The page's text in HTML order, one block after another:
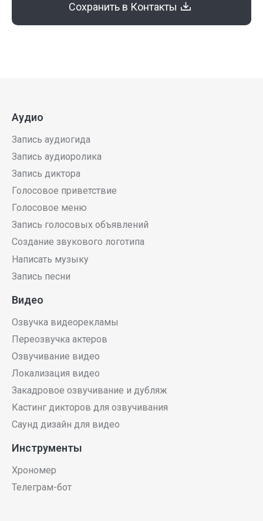
Аудио
Запись аудиогида
Запись аудиоролика
Запись диктора
Голосовое приветствие
Голосовое меню
Запись голосовых объявлений
Создание звукового логотипа
Написать музыку
Запись песни
Видео
Озвучка видеорекламы
Переозвучка актеров
Озвучивание видео
Локализация видео
Закадровое озвучивание и дубляж
Кастинг дикторов для озвучивания
Саунд дизайн для видео
Инструменты
Хрономер
Телеграм-бот
Сохранить в Контакты